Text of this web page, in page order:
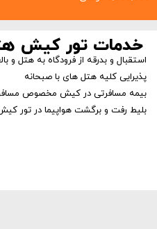
خدمات تور کیش
استقبال و بدرقه از فرودگاه به هتل
پذیرایی کلیه هتل های با صبحانه
بیمه مسافرتی در کیش مخصوص مسافرین
بلیط رفت و برگشت هواپیما در تور